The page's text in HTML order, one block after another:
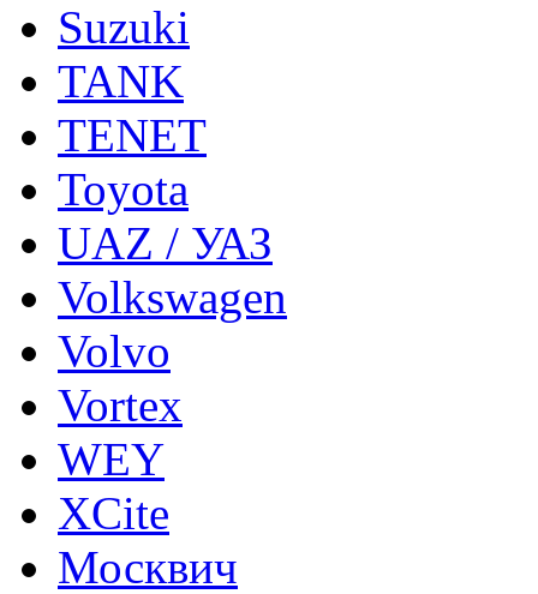
Suzuki
TANK
TENET
Toyota
UAZ / УАЗ
Volkswagen
Volvo
Vortex
WEY
XCite
Москвич